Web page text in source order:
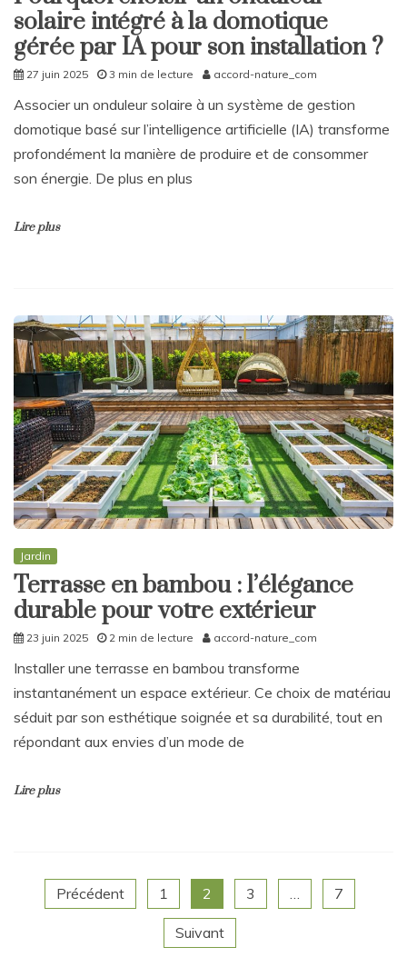
solaire intégré à la domotique
gérée par IA pour son installation ?
27 juin 2025 3 min de lecture accord-nature_com
Associer un onduleur solaire à un système de gestion
domotique basé sur l’intelligence artificielle (IA) transforme
profondément la manière de produire et de consommer
son énergie. De plus en plus
Lire plus
Jardin
Terrasse en bambou : l’élégance
durable pour votre extérieur
23 juin 2025 2 min de lecture accord-nature_com
Installer une terrasse en bambou transforme
instantanément un espace extérieur. Ce choix de matériau
séduit par son esthétique soignée et sa durabilité, tout en
répondant aux envies d’un mode de
Lire plus
Pagination
Précédent 1 2 3 7
Suivant